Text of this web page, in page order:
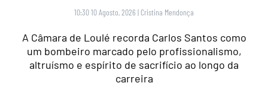
10:30 10 Agosto, 2026 | Cristina Mendonça
A Câmara de Loulé recorda Carlos Santos como
um bombeiro marcado pelo profissionalismo,
altruísmo e espírito de sacrifício ao longo da
carreira